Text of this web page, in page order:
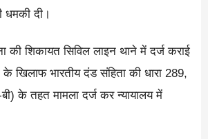
दी।
की शिकायत सिविल लाइन थाने में दर्ज कराई
खिलाफ भारतीय दंड संहिता की धारा 289,
के तहत मामला दर्ज कर न्यायालय में